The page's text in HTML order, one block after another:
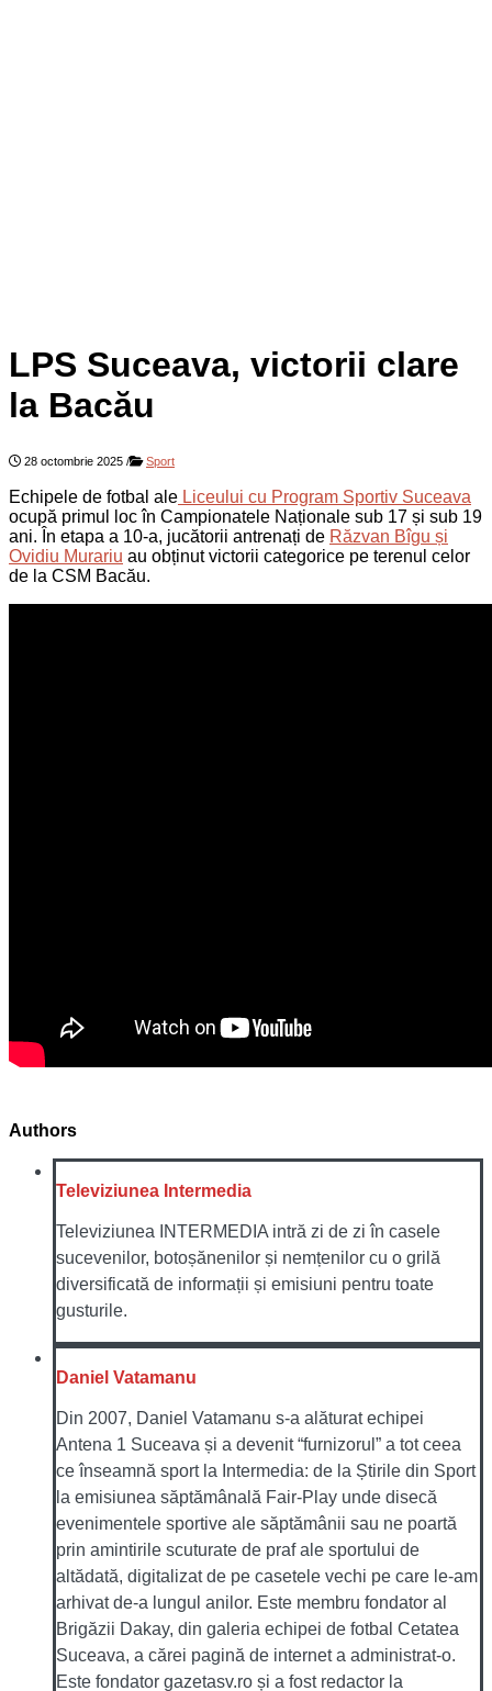
LPS Suceava, victorii clare
la Bacău
28 octombrie 2025 / Sport
Echipele de fotbal ale Liceului cu Program Sportiv Suceava
ocupă primul loc în Campionatele Naționale sub 17 și sub 19
ani. În etapa a 10-a, jucătorii antrenați de Răzvan Bîgu și
Ovidiu Murariu au obținut victorii categorice pe terenul celor
de la CSM Bacău.
Authors
Televiziunea Intermedia
Televiziunea INTERMEDIA intră zi de zi în casele
sucevenilor, botoșănenilor și nemțenilor cu o grilă
diversificată de informații și emisiuni pentru toate
gusturile.
Daniel Vatamanu
Din 2007, Daniel Vatamanu s-a alăturat echipei
Antena 1 Suceava și a devenit “furnizorul” a tot ceea
ce înseamnă sport la Intermedia: de la Știrile din Sport
la emisiunea săptămânală Fair-Play unde disecă
evenimentele sportive ale săptămânii sau ne poartă
prin amintirile scuturate de praf ale sportului de
altădată, digitalizat de pe casetele vechi pe care le-am
arhivat de-a lungul anilor. Este membru fondator al
Brigăzii Dakay, din galeria echipei de fotbal Cetatea
Suceava, a cărei pagină de internet a administrat-o.
Este fondator gazetasv.ro și a fost redactor la